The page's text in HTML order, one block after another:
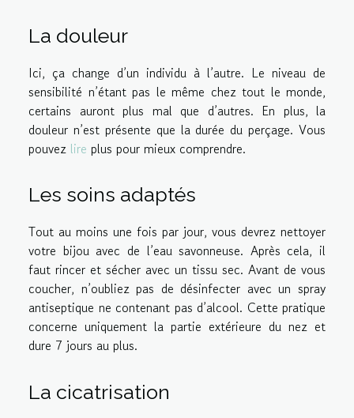
La douleur
Ici, ça change d’un individu à l’autre. Le niveau de
sensibilité n’étant pas le même chez tout le monde,
certains auront plus mal que d’autres. En plus, la
douleur n’est présente que la durée du perçage. Vous
pouvez lire plus pour mieux comprendre.
Les soins adaptés
Tout au moins une fois par jour, vous devrez nettoyer
votre bijou avec de l’eau savonneuse. Après cela, il
faut rincer et sécher avec un tissu sec. Avant de vous
coucher, n’oubliez pas de désinfecter avec un spray
antiseptique ne contenant pas d’alcool. Cette pratique
concerne uniquement la partie extérieure du nez et
dure 7 jours au plus.
La cicatrisation